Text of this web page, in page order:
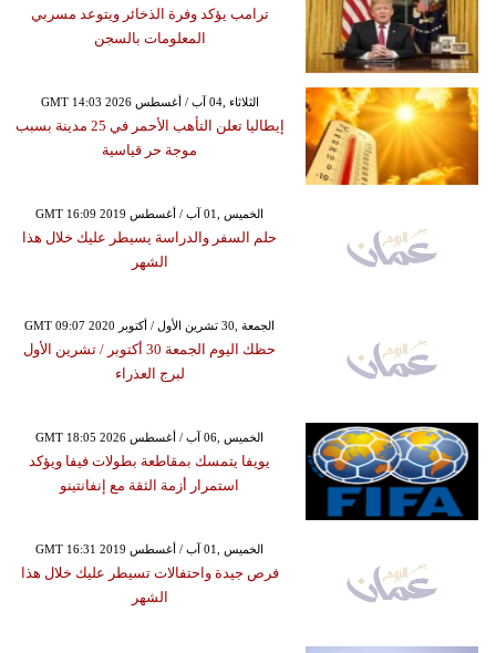
ترامب يؤكد وفرة الذخائر ويتوعد مسربي
المعلومات بالسجن
GMT 14:03 2026 الثلاثاء ,04 آب / أغسطس
إيطاليا تعلن التأهب الأحمر في 25 مدينة بسبب
موجة حر قياسية
GMT 16:09 2019 الخميس ,01 آب / أغسطس
حلم السفر والدراسة يسيطر عليك خلال هذا
الشهر
GMT 09:07 2020 الجمعة ,30 تشرين الأول / أكتوبر
حظك اليوم الجمعة 30 أكتوبر / تشرين الأول
لبرج العذراء
GMT 18:05 2026 الخميس ,06 آب / أغسطس
يويفا يتمسك بمقاطعة بطولات فيفا ويؤكد
استمرار أزمة الثقة مع إنفانتينو
GMT 16:31 2019 الخميس ,01 آب / أغسطس
فرص جيدة واحتفالات تسيطر عليك خلال هذا
الشهر